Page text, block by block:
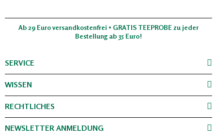
Ab 29 Euro versandkostenfrei • GRATIS TEEPROBE zu jeder
Bestellung ab 35 Euro!
SERVICE
WISSEN
RECHTLICHES
NEWSLETTER ANMELDUNG